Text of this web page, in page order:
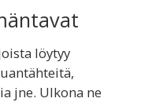
löytyy
jne. Ulkona ne